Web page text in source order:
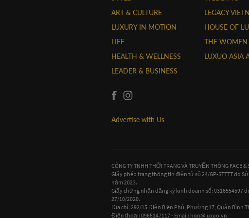
ART & CULTURE
LUXURY IN MOTION
LIFE
HEALTH & WELLNESS
LEADER & BUSINESS
Advertise with Us
LEGACY
HOUSE OF
THE
LUXUO ASIA
CÔNG TY TNHH THỜI TRANG VÀ TRUYỀN THÔNG FACE &
Giấy phép trang thông tin điện tử số 24/GP-STTTT do
năm 2023.
Giấy chứng nhận đăng ký kinh doanh số: 0316554597
27/10/2020.
Địa chỉ: 292/15 Điện Biên Phủ, Phường 17, Quận Bình
Điện thoại: 0965147117 - Email: hon@luxuo.vn